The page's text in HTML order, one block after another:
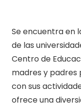
Se encuentra en
de las
Centro de
madres y padres
con sus
ofrece una